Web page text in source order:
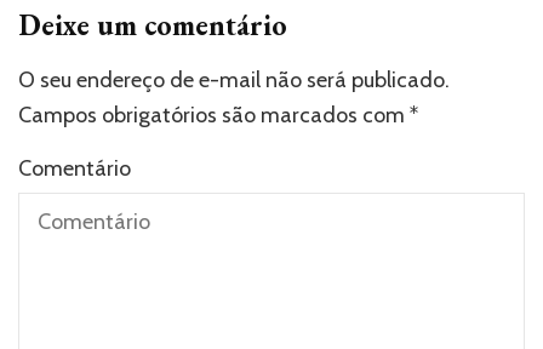
Deixe um comentário
O seu endereço de e-mail não será publicado.
Campos obrigatórios são marcados com *
Comentário